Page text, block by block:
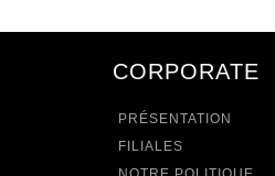
CORPORATE
PRÉSENTATION
FILIALES